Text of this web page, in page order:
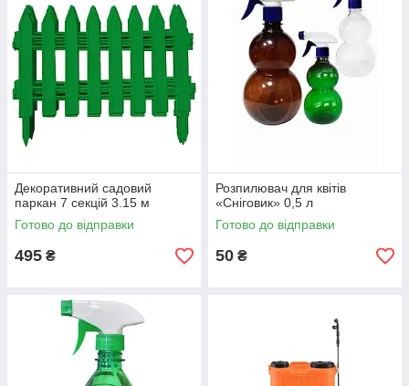
Декоративний садовий
паркан 7 секцій 3.15 м
Готово до відправки
495 ₴
Розпилювач для квітів
«Сніговик» 0,5 л
Готово до відправки
50 ₴